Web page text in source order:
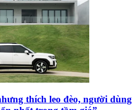
thích leo đèo, người dùng